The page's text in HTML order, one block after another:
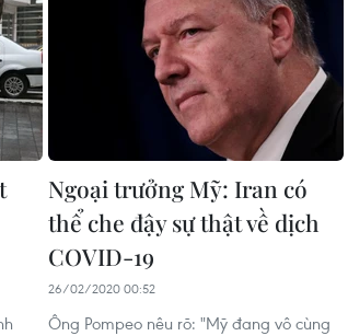
Ngoại trưởng Mỹ: Iran có
thể che đậy sự thật về dịch
COVID-19
26/02/2020 00:52
Ông Pompeo nêu rõ: "Mỹ đang vô cùng